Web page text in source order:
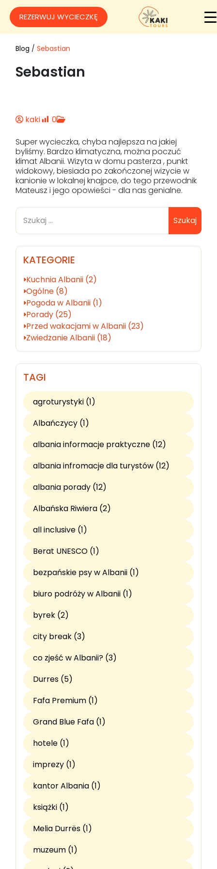
REZERWUJ WYCIECZKĘ
Blog / Sebastian
Sebastian
kaki
0
Super wycieczka, chyba najlepsza na jakiej
byliśmy. Bardzo klimatyczna, można poczuć
klimat Albanii. Wizyta w domu pasterza , punkt
widokowy, biesiada po zakończonej wizycie w
kanionie w lokalnej knajpce, do tego przewodnik
Mateusz i jego opowieści - dla nas genialne.
Szukaj
KATEGORIE
Kuchnia Albanii (2)
Ogólne (8)
Pogoda w Albanii (1)
Porady (25)
Przed wakacjami w Albanii (23)
Zwiedzanie Albanii (18)
TAGI
agroturystyki (1)
Albańczycy (1)
albania informacje praktyczne (12)
albania infromacje dla turystów (12)
albania porady (12)
Albańska Riwiera (2)
all inclusive (1)
Berat UNESCO (1)
bezpańskie psy w Albanii (1)
biuro podróży w Albanii (1)
byrek (2)
city break (3)
co zjeść w Albanii? (3)
Durres (5)
Fafa Premium (1)
Grand Blue Fafa (1)
hotele (1)
imprezy (1)
kantor Albania (1)
książki (1)
Melia Durrës (1)
muzeum (1)